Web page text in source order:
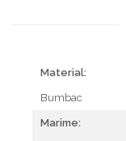
Material:
Bumbac
Marime: